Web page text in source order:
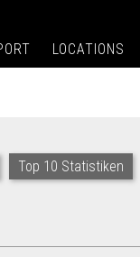
LOCATIONS
Top 10 Statistiken